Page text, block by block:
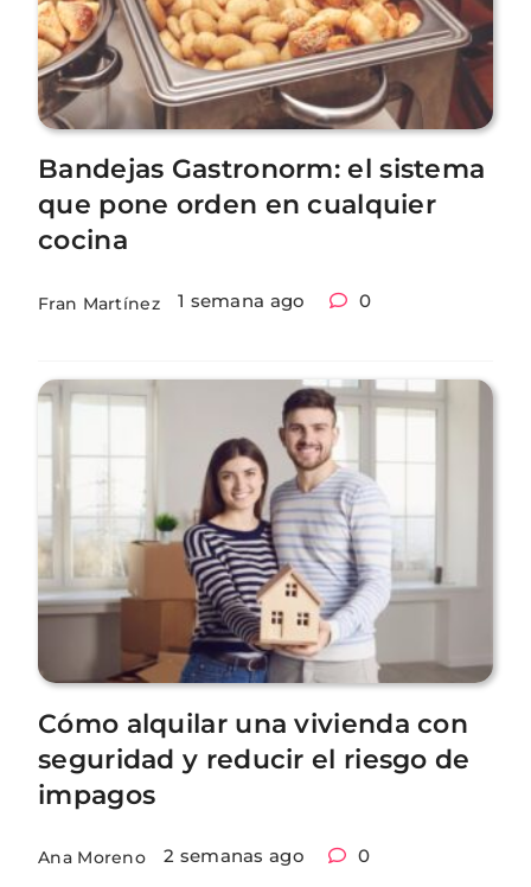
Bandejas Gastronorm: el sistema
que pone orden en cualquier
cocina
Fran Martínez 1 semana ago 0
Cómo alquilar una vivienda con
seguridad y reducir el riesgo de
impagos
Ana Moreno 2 semanas ago 0